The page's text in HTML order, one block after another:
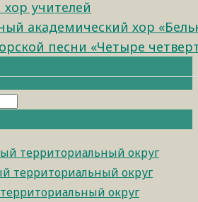
учителей
академический хор
песни «Четыре
территориальный округ
территориальный округ
округ